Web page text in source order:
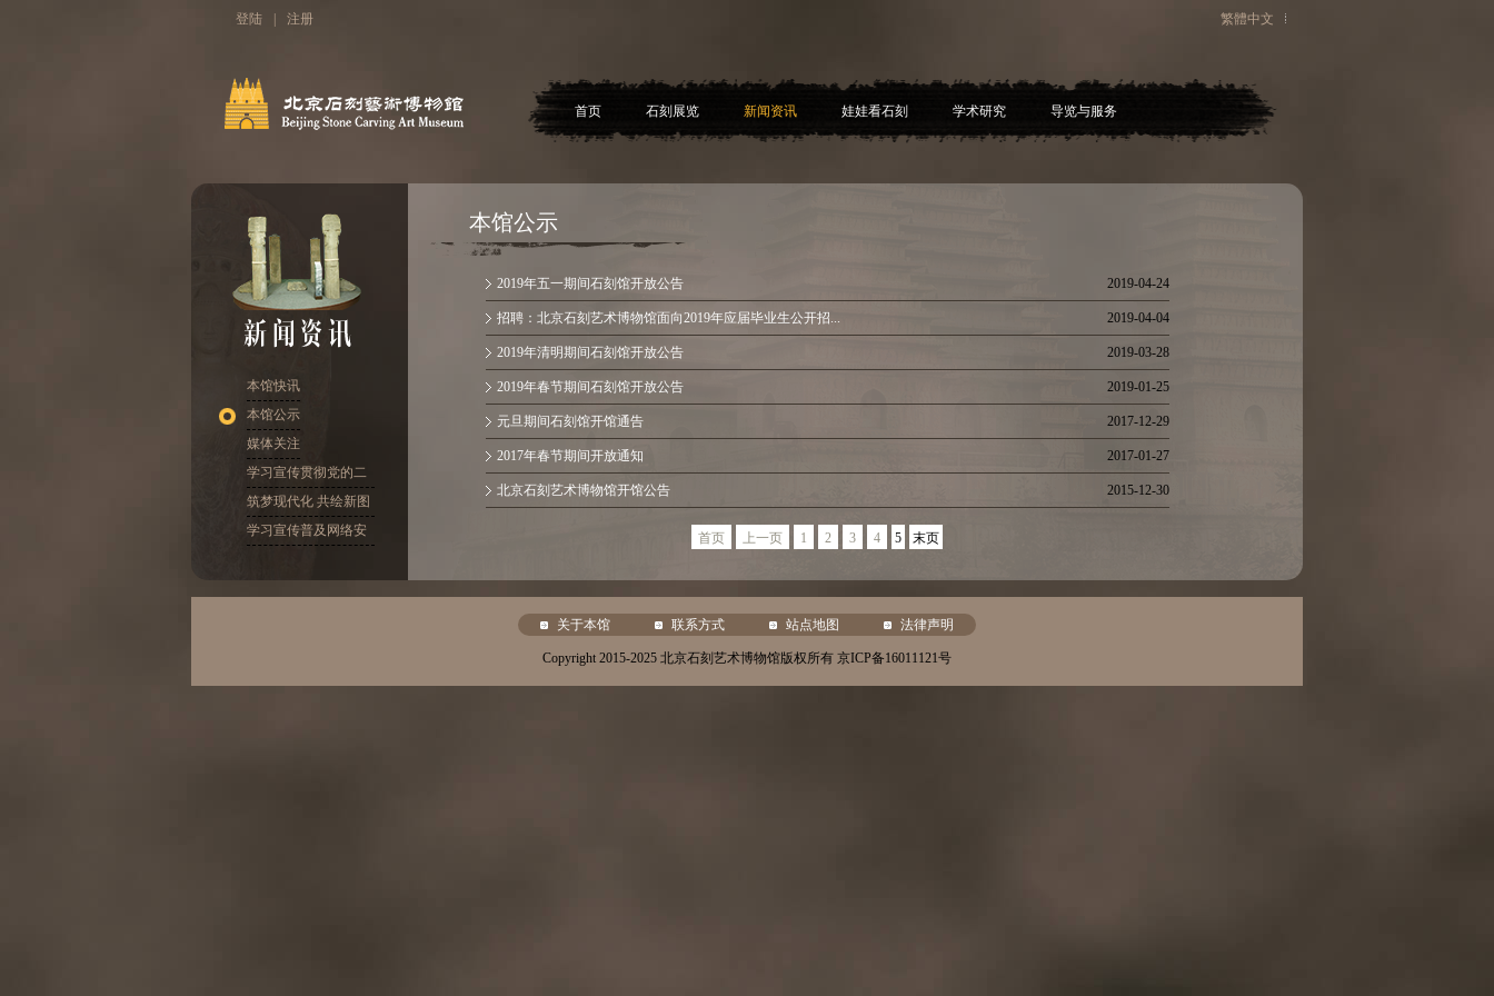
登陆 注册 繁體中文
首页 石刻展览 新闻资讯 娃娃看石刻 学术研究 导览与服务
本馆快讯
本馆公示
媒体关注
学习宣传贯彻党的二
十大精神
筑梦现代化 共绘新图
景
学习宣传普及网络安
本馆公示
2019-04-24
2019年五一期间石刻馆开放公告
2019-04-04
招聘：北京石刻艺术博物馆面向2019年应届毕业生公开招...
2019-03-28
2019年清明期间石刻馆开放公告
2019-01-25
2019年春节期间石刻馆开放公告
2017-12-29
元旦期间石刻馆开馆通告
2017-01-27
2017年春节期间开放通知
2015-12-30
北京石刻艺术博物馆开馆公告
首页 上一页 1 2 3 4 5 末页
关于本馆 联系方式 站点地图 法律声明
Copyright 2015-2025 北京石刻艺术博物馆版权所有 京ICP备16011121号